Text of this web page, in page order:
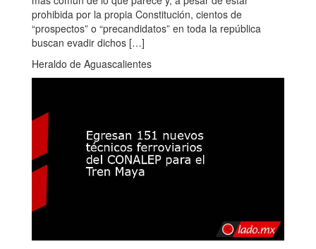
prohibida por la propia Constitución, cientos de
“prospectos” o “precandidatos” en toda la república
buscan evadir dichos […]
Heraldo de Aguascalientes